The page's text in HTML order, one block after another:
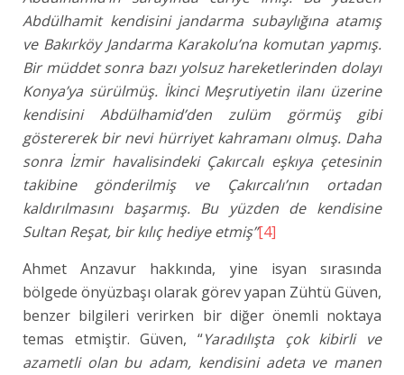
Abdülhamit kendisini jandarma subaylığına atamış
ve Bakırköy Jandarma Karakolu’na komutan yapmış.
Bir müddet sonra bazı yolsuz hareketlerinden dolayı
Konya’ya sürülmüş. İkinci Meşrutiyetin ilanı üzerine
kendisini Abdülhamid’den zulüm görmüş gibi
göstererek bir nevi hürriyet kahramanı olmuş. Daha
sonra İzmir havalisindeki Çakırcalı eşkıya çetesinin
takibine gönderilmiş ve Çakırcalı’nın ortadan
kaldırılmasını başarmış. Bu yüzden de kendisine
Sultan Reşat, bir kılıç hediye etmiş”[4]
Ahmet Anzavur hakkında, yine isyan sırasında
bölgede önyüzbaşı olarak görev yapan Zühtü Güven,
benzer bilgileri verirken bir diğer önemli noktaya
temas etmiştir. Güven, “Yaradılışta çok kibirli ve
azametli olan bu adam, kendisini adeta ve manen